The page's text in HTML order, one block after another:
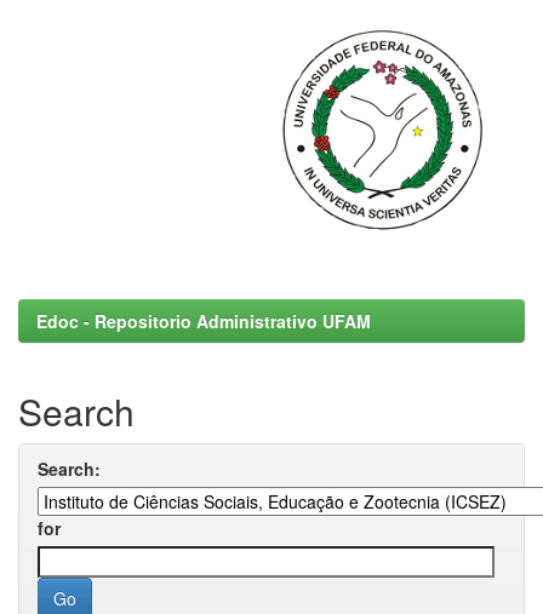
Edoc - Repositorio Administrativo UFAM
Search
Search:
for